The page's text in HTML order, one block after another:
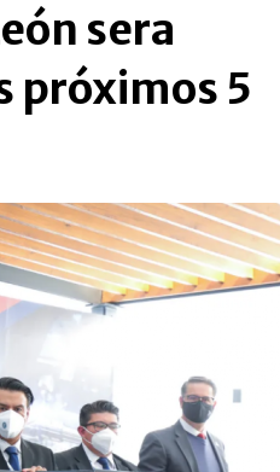
sera
próximos 5